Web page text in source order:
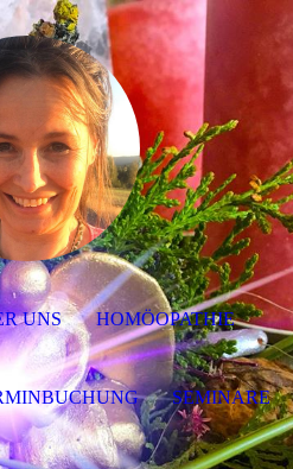
UNS HOMÖOPATHIE
SEMINARE